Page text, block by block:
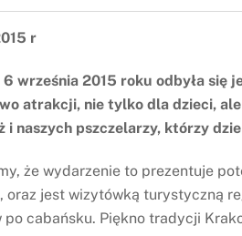
r
września 2015 roku odbyła się
atrakcji, nie tylko dla dzieci,
i naszych pszczelarzy, którzy
że wydarzenie to prezentuje
oraz jest wizytówką turystyczną
po cabańsku. Piękno tradycji